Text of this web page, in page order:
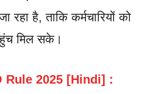
रहा है, ताकि कर्मचारियों को
मिल सके।
Rule 2025 [Hindi] :